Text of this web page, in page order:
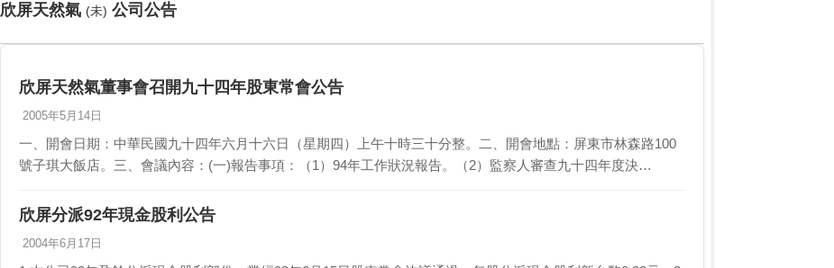
欣屏天然氣 (未) 公司公告
欣屏天然氣董事會召開九十四年股東常會公告
2005年5月14日
一、開會日期：中華民國九十四年六月十六日（星期四）上午十時三十分整。二、開會地點：屏東市林森路100
號子琪大飯店。三、會議內容：(一)報告事項：（1）94年工作狀況報告。（2）監察人審查九十四年度決…
欣屏分派92年現金股利公告
2004年6月17日